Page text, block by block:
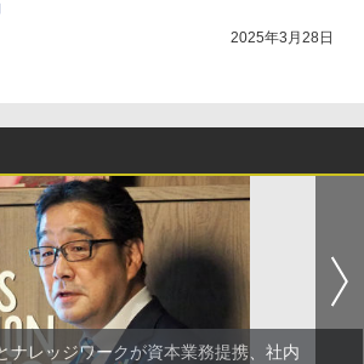
2025年3月28日
ナレッジワークが資本業務提携、社内